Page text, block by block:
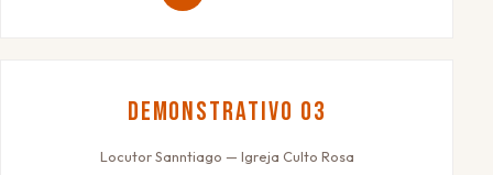
Demonstrativo 03
Locutor Sanntiago — Igreja Culto Rosa